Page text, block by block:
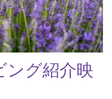
ング紹介映